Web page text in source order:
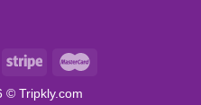
© Tripkly.com